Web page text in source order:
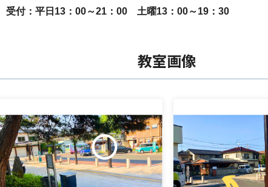
受付：平日13：00～21：00 土曜13：00～19：30
教室画像